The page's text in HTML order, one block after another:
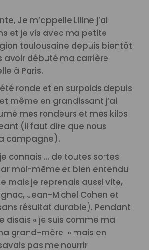
Je m’appelle Liline j’ai
et je vis avec ma petite
toulousaine depuis bientôt
avoir débuté ma carrière
à Paris.
ronde et en surpoids depuis
même en grandissant j’ai
mes rondeurs et mes kilos
(il faut dire que nous
campagne).
connais … de toutes sortes
moi-même et bien entendu
mais je reprenais aussi vite,
Jean-Michel Cohen et
résultat durable). Pendant
disais « je suis comme ma
grand-mère » mais en
pas me nourrir